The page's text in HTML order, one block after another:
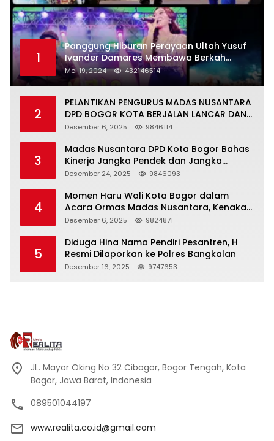
1
Panggung Hiburan Perayaan Ultah Yusuf
Ivander Damares Membawa Berkah
Warga Kejapanan
Mei 19, 2024 432146514
2
PELANTIKAN PENGURUS MADAS NUSANTARA
DPD BOGOR KOTA BERJALAN LANCAR DAN
KHIDMAT
Desember 6, 2025 9846114
3
Madas Nusantara DPD Kota Bogor Bahas
Kinerja Jangka Pendek dan Jangka
Panjang
Desember 24, 2025 9846093
4
Momen Haru Wali Kota Bogor dalam
Acara Ormas Madas Nusantara, Kenakan
Peci Hitam Tinggi sebagai Simbol
Desember 6, 2025 9824871
5
Diduga Hina Nama Pendiri Pesantren, H
Resmi Dilaporkan ke Polres Bangkalan
Desember 16, 2025 9747653
JL. Mayor Oking No 32 Cibogor, Bogor Tengah, Kota
Bogor, Jawa Barat, Indonesia
089501044197
www.realita.co.id@gmail.com